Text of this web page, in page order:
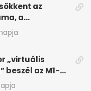
az
a
még több
„virtuális
beszél az M1-
után